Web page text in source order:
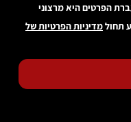
הפרטים היא מרצוני
תחולמדיניות הפרטיות של